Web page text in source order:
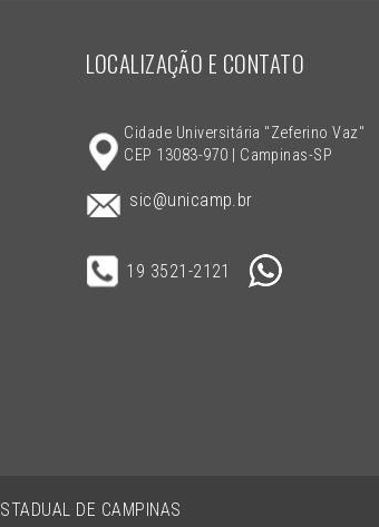
DE CAMPINAS
LOCALIZAÇÃO E CONTATO
Cidade Universitária "Zeferino Vaz"
CEP 13083-970 | Campinas-SP
sic@unicamp.br
19 3521-2121